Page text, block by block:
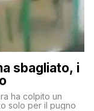
sbagliato, i
ha colpito un
solo per il pugno